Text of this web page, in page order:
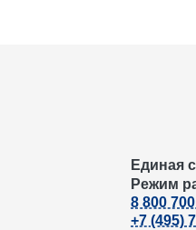
Единая
Режим
8 800
+7 (495)